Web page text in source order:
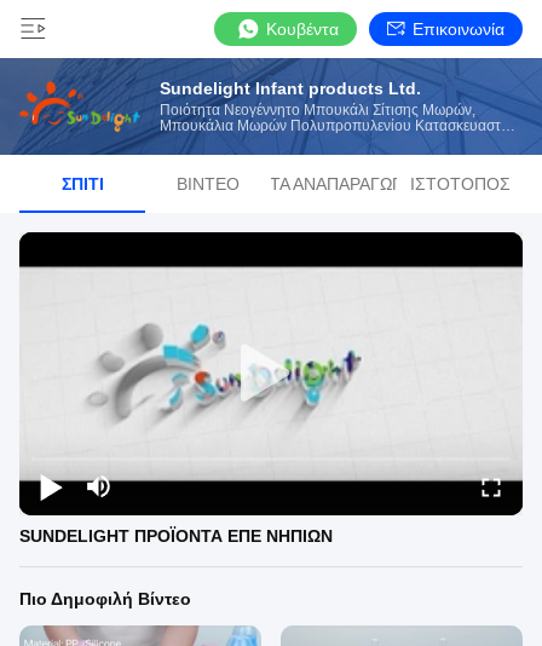
Κουβέντα Επικοινωνία
Sundelight Infant products Ltd.
Ποιότητα Νεογέννητο Μπουκάλι Σίτισης Μωρών,
Μπουκάλια Μωρών Πολυπροπυλενίου Κατασκευαστής
ΣΠΊΤΙ ΒΊΝΤΕΟ ΛΊΣΤΑ ΑΝΑΠΑΡΑΓΩΓΉΣΙΣΤΌΤΟΠΟΣ
SUNDELIGHT ΠΡΟΪΟΝΤΑ ΕΠΕ ΝΗΠΙΩΝ
Πιο Δημοφιλή Βίντεο